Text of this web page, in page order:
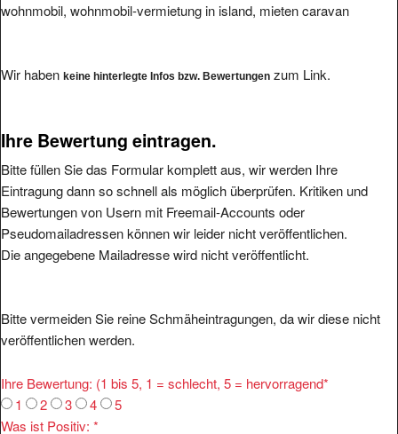
wohnmobil, wohnmobil-vermietung in island, mieten caravan
Wir haben keine hinterlegte Infos bzw. Bewertungen zum Link.
Ihre Bewertung eintragen.
Bitte füllen Sie das Formular komplett aus, wir werden Ihre
Eintragung dann so schnell als möglich überprüfen. Kritiken und
Bewertungen von Usern mit Freemail-Accounts oder
Pseudomailadressen können wir leider nicht veröffentlichen.
Die angegebene Mailadresse wird nicht veröffentlicht.
Bitte vermeiden Sie reine Schmäheintragungen, da wir diese nicht
veröffentlichen werden.
Ihre Bewertung: (1 bis 5, 1 = schlecht, 5 = hervorragend*
1
2 3 4
5
Was ist Positiv: *